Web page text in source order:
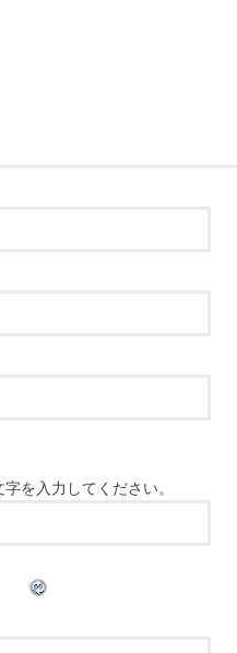
字を入力してください。